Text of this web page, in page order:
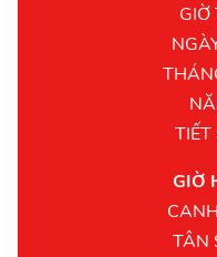
TIẾT
GIỜ
TÂN